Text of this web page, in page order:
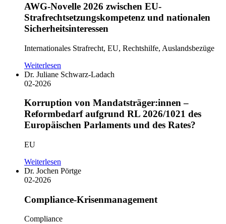
AWG-Novelle 2026 zwischen EU-
Strafrechtsetzungskompetenz und nationalen
Sicherheitsinteressen
Internationales Strafrecht, EU, Rechtshilfe, Auslandsbezüge
Weiterlesen
Dr. Juliane Schwarz-Ladach
02-2026
Korruption von Mandatsträger:innen –
Reformbedarf aufgrund RL 2026/1021 des
Europäischen Parlaments und des Rates?
EU
Weiterlesen
Dr. Jochen Pörtge
02-2026
Compliance-Krisenmanagement
Compliance